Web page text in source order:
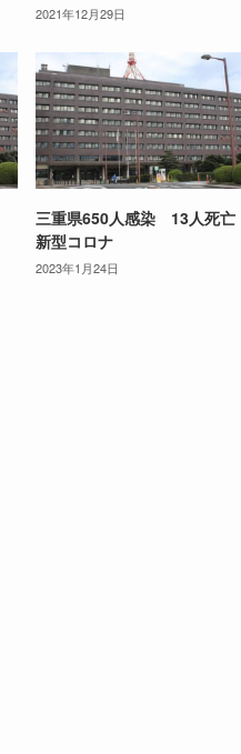
2021年12月29日
三重県650人感染 13人死亡
新型コロナ
2023年1月24日